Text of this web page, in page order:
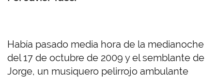
Había pasado media hora de la medianoche
del 17 de octubre de 2009 y el semblante de
Jorge, un musiquero pelirrojo ambulante